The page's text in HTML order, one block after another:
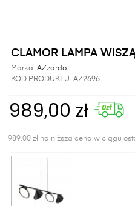
CLAMOR LAMPA
Marka: AZzardo
KOD PRODUKTU: AZ2696
989,00 zł
989,00 zł najniższa cena w ciągu